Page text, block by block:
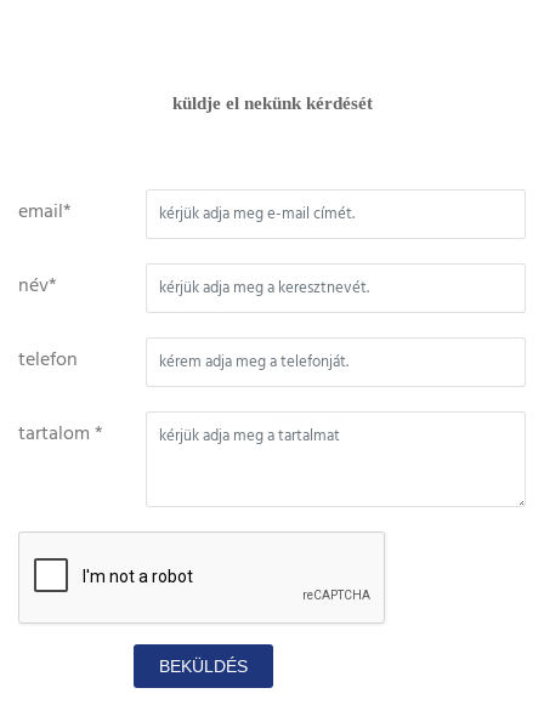
küldje el nekünk kérdését
email*
név*
telefon
tartalom *
BEKÜLDÉS